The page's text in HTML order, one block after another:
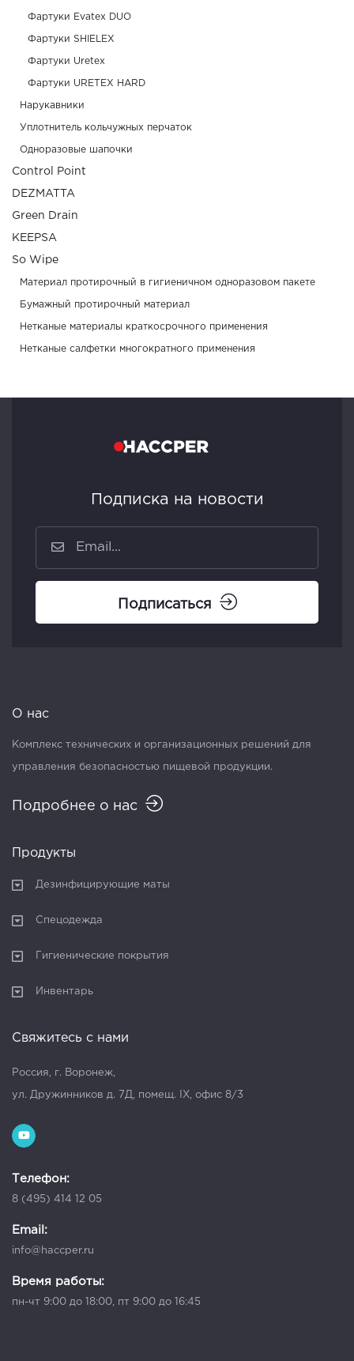
Фартуки Evatex DUO
Фартуки SHIELEX
Фартуки Uretex
Фартуки URETEX HARD
Нарукавники
Уплотнитель кольчужных перчаток
Одноразовые шапочки
Control Point
DEZMATTA
Green Drain
KEEPSA
So Wipe
Материал протирочный в гигиеничном одноразовом пакете
Бумажный протирочный материал
Нетканые материалы краткосрочного применения
Нетканые салфетки многократного применения
Подписка на новости
Подписаться
О нас
Комплекс технических и организационных решений для
управления безопасностью пищевой продукции.
Подробнее о нас
Продукты
Дезинфицирующие маты
Спецодежда
Гигиенические покрытия
Инвентарь
Свяжитесь с нами
Россия, г. Воронеж,
ул. Дружинников д. 7Д, помещ. IX, офис 8/3
Телефон:
8 (495) 414 12 05
Email:
info@haccper.ru
Время работы:
пн-чт 9:00 до 18:00, пт 9:00 до 16:45